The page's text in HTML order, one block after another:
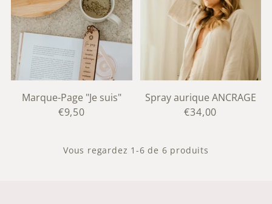
Marque-Page "Je suis"
€9,50
Spray aurique ANCRAGE
€34,00
Vous regardez 1-6 de 6 produits